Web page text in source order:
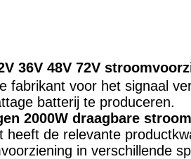
36V 48V 72V
fabrikant voor het signaal
batterij te produceren.
2000W draagbare
heeft de relevante
in verschillende